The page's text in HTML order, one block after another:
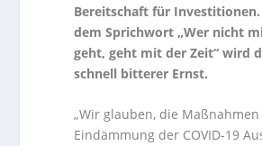
Bereitschaft für Investitionen.
dem Sprichwort „Wer nicht
geht, geht mit der Zeit“ wird
schnell bitterer Ernst.
„Wir glauben, die
Eindämmung der COVID-19